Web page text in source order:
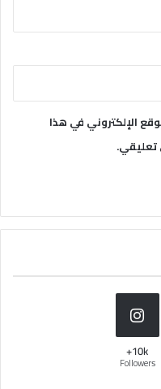
الإلكتروني في هذا
تعليقي.
10k+
Followers